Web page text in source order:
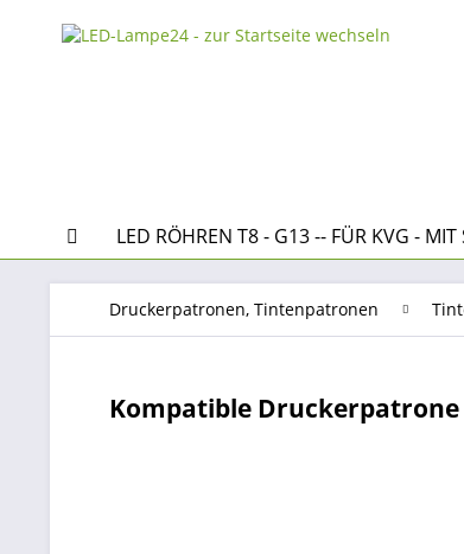
LED RÖHREN T8 - G13 -- FÜR KVG - MIT
Druckerpatronen, Tintenpatronen
Kompatible Druckerpatrone